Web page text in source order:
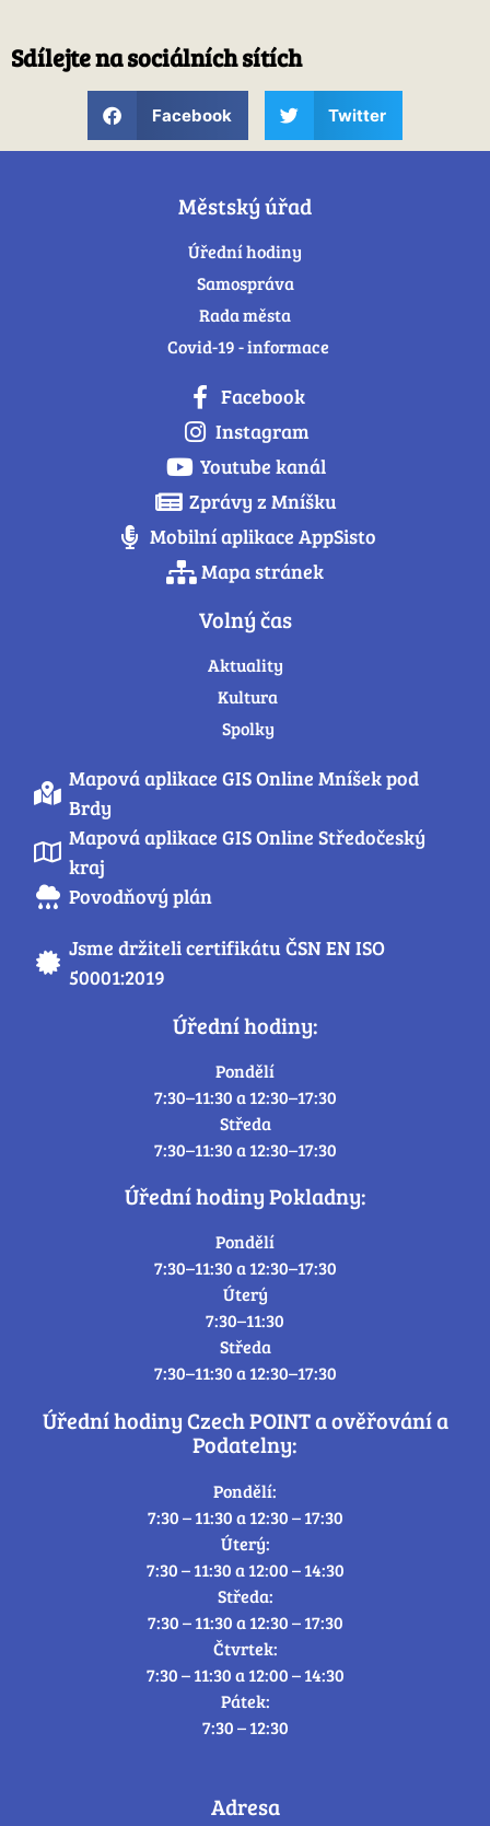
Sdílejte na sociálních sítích
Facebook Twitter
Městský úřad
Úřední hodiny
Samospráva
Rada města
Covid-19 - informace
Facebook
Instagram
Youtube kanál
Zprávy z Mníšku
Mobilní aplikace AppSisto
Mapa stránek
Volný čas
Aktuality
Kultura
Spolky
Mapová aplikace GIS Online Mníšek pod
Brdy
Mapová aplikace GIS Online Středočeský
kraj
Povodňový plán
Jsme držiteli certifikátu ČSN EN ISO
50001:2019
Úřední hodiny:
Pondělí
7:30–11:30 a 12:30–17:30
Středa
7:30–11:30 a 12:30–17:30
Úřední hodiny Pokladny:
Pondělí
7:30–11:30 a 12:30–17:30
Úterý
7:30–11:30
Středa
7:30–11:30 a 12:30–17:30
Úřední hodiny Czech POINT a ověřování a
Podatelny:
Pondělí:
7:30 – 11:30 a 12:30 – 17:30
Úterý:
7:30 – 11:30 a 12:00 – 14:30
Středa:
7:30 – 11:30 a 12:30 – 17:30
Čtvrtek:
7:30 – 11:30 a 12:00 – 14:30
Pátek:
7:30 – 12:30
Adresa